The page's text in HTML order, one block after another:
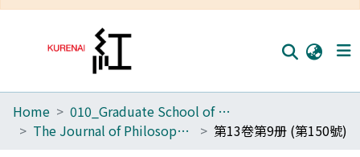
Home
Home
010_Graduate School of Letters
The Journal of Philosophical Studies
第13卷第9册 (第150號)